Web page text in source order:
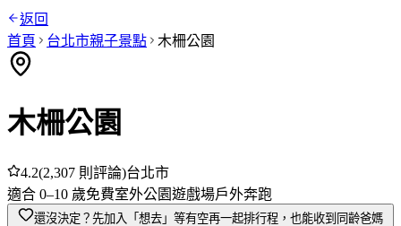
返回
首頁
台北市親子景點 木柵公園
木柵公園
4.2(2,307 則評論)台北市
適合 0–10 歲免費室外公園遊戲場戶外奔跑
還沒決定？先加入「想去」 等有空再一起排行程，也能收到同齡爸媽